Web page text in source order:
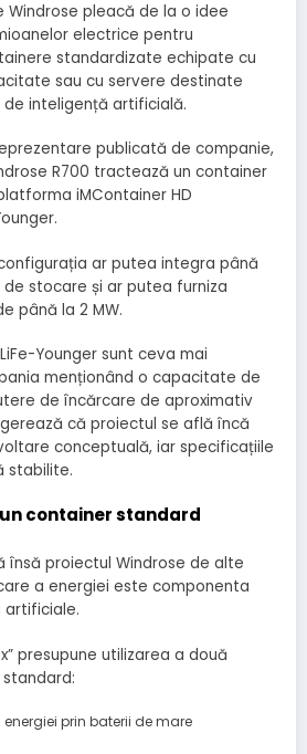
Windrose pleacă de la o idee
electrice pentru
standardizate echipate cu
sau cu servere destinate
inteligență artificială.
publicată de companie,
R700 tractează un container
iMContainer HD
ar putea integra până
stocare și ar putea furniza
până la 2 MW.
Younger sunt ceva mai
menționând o capacitate de
de încărcare de aproximativ
că proiectul se află încă
conceptuală, iar specificațiile
stabilite.
container standard
însă proiectul Windrose de alte
a energiei este componenta
presupune utilizarea a două
prin baterii de mare